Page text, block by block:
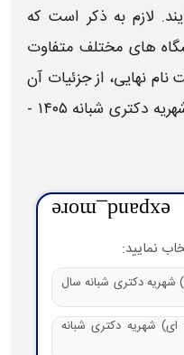
به ذکر است که
مختلف متفاوت
از جزئیات آن
شهریه دکتری شبانه ۱۴۰۵ -
شهریه دکتری شبانه